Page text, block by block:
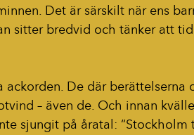
Det är särskilt när ens
sitter bredvid och tänker att
ackorden. De där berättelserna
– även de. Och innan
sjungit på åratal: “Stockholm